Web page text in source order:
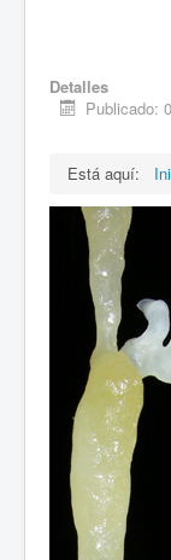
Detalles
Publicado:
Está aquí: